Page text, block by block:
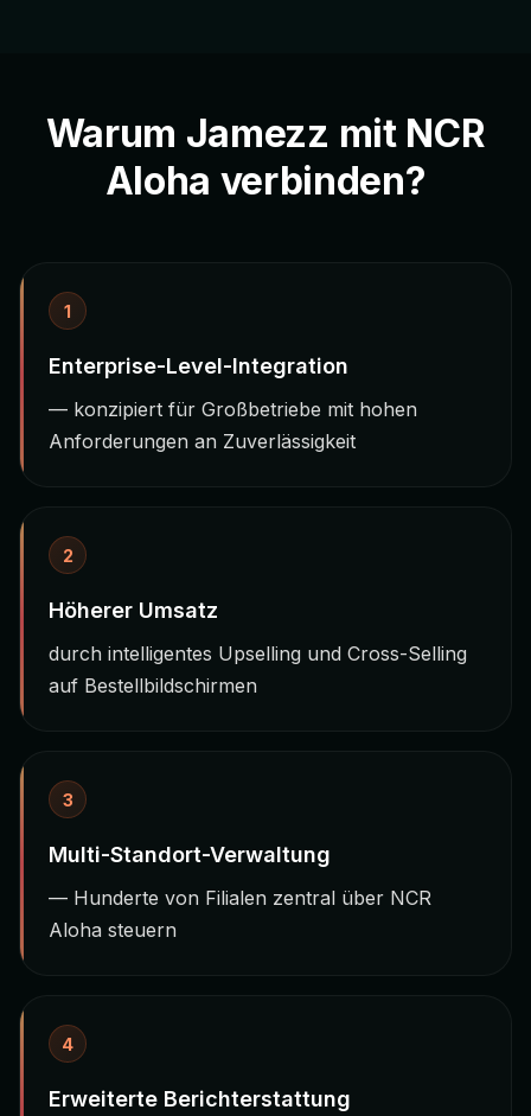
Warum Jamezz mit NCR
Aloha verbinden?
1
Enterprise-Level-Integration
— konzipiert für Großbetriebe mit hohen
Anforderungen an Zuverlässigkeit
2
Höherer Umsatz
durch intelligentes Upselling und Cross-Selling
auf Bestellbildschirmen
3
Multi-Standort-Verwaltung
— Hunderte von Filialen zentral über NCR
Aloha steuern
4
Erweiterte Berichterstattung